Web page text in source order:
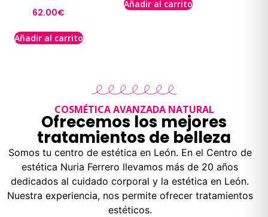
62.00€
Añadir al carrito
Añadir al carrito
COSMÉTICA AVANZADA NATURAL
Ofrecemos los mejores
tratamientos de belleza
Somos tu centro de estética en León. En el Centro de
estética Nuria Ferrero llevamos más de 20 años
dedicados al cuidado corporal y la estética en León.
Nuestra experiencia, nos permite ofrecer tratamientos
estéticos.